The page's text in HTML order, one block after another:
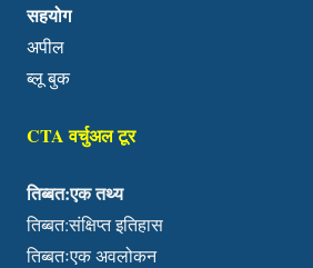
सहयोग
अपील
ब्लू बुक
CTA वर्चुअल टूर
तिब्बत:एक तथ्य
तिब्बत:संक्षिप्त इतिहास
तिब्बतःएक अवलोकन